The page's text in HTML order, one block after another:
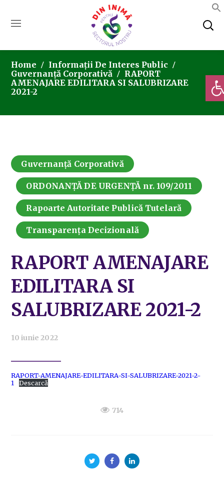
Home
Informații De Interes Public
Guvernanță Corporativă
RAPORT
AMENAJARE EDILITARA SI SALUBRIZARE
2021-2
Guvernanță Corporativă
ORDONANȚĂ DE URGENȚĂ nr. 109/2011
Rapoarte Autoritate Publică Tutelară
Transparența Decizională
RAPORT AMENAJARE
EDILITARA SI
SALUBRIZARE 2021-2
10 iunie 2022
RAPORT-AMENAJARE-EDILITARA-SI-SALUBRIZARE-2021-2-
1
Descarcă
714